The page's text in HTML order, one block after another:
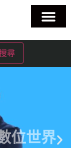
位世界
具、漫遊在這個
廣大的數位花園。
務教學 | 生成式AI